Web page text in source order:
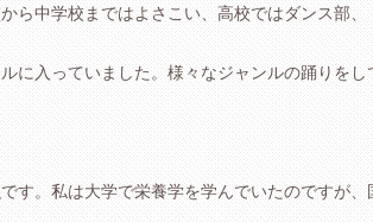
ら中学校まではよさこい、高校ではダンス部、
に入っていました。様々なジャンルの踊りをし
す。私は大学で栄養学を学んでいたのですが、